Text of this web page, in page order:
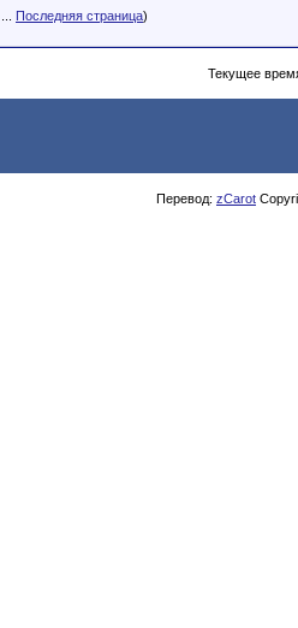
Последняя страница)
Текущее
Перевод: zCarot